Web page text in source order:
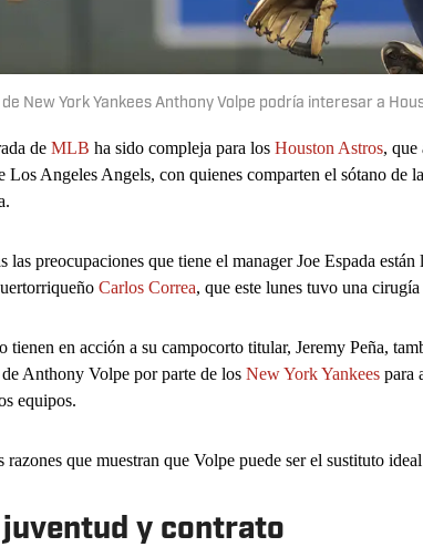
de New York Yankees Anthony Volpe podría interesar a
de MLB ha sido compleja para los Houston Astros, que
Los Angeles Angels, con quienes comparten el sótano de
las preocupaciones que tiene el manager Joe Espada
Carlos Correa, que este lunes tuvo una
tienen en acción a su campocorto titular, Jeremy Peña,
Anthony Volpe por parte de los New York Yankees para
equipos.
razones que muestran que Volpe puede ser el sustituto
juventud y contrato